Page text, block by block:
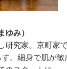
ゆみ）
研究家。京町家
。細身で肌が